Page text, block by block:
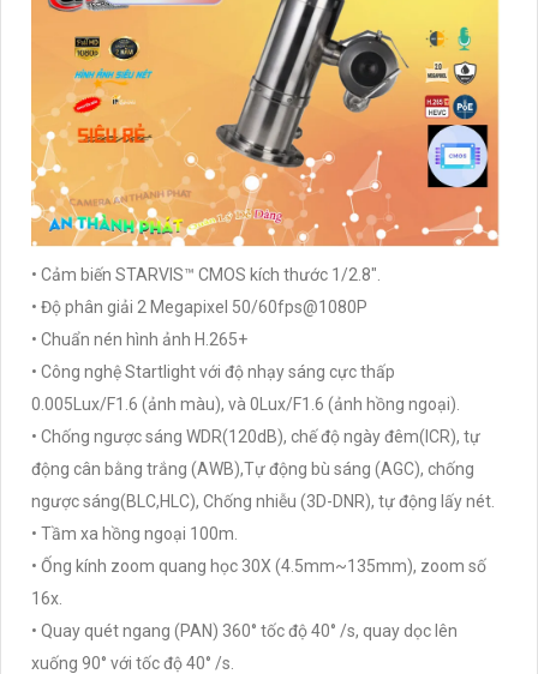
• Cảm biến STARVIS™ CMOS kích thước 1/2.8".
• Độ phân giải 2 Megapixel 50/60fps@1080P
• Chuẩn nén hình ảnh H.265+
• Công nghệ Startlight với độ nhạy sáng cực thấp
0.005Lux/F1.6 (ảnh màu), và 0Lux/F1.6 (ảnh hồng ngoại).
• Chống ngược sáng WDR(120dB), chế độ ngày đêm(ICR), tự
động cân bằng trắng (AWB),Tự động bù sáng (AGC), chống
ngược sáng(BLC,HLC), Chống nhiễu (3D-DNR), tự động lấy nét.
• Tầm xa hồng ngoại 100m.
• Ống kính zoom quang học 30X (4.5mm~135mm), zoom số
16x.
• Quay quét ngang (PAN) 360° tốc độ 40° /s, quay dọc lên
xuống 90° với tốc độ 40° /s.